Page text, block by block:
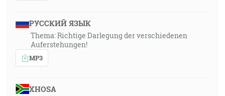
РУССКИЙ ЯЗЫК
Thema: Richtige Darlegung der verschiedenen
Auferstehungen!
MP3
XHOSA